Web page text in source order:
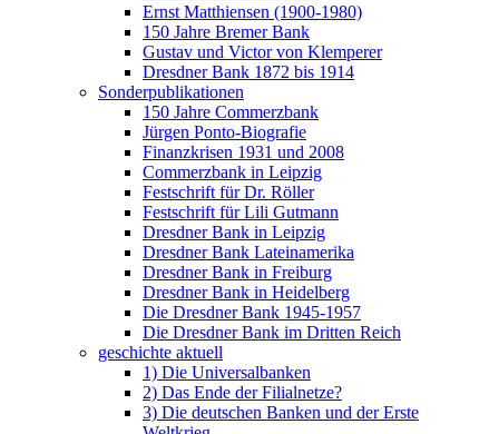
Ernst Matthiensen (1900-1980)
150 Jahre Bremer Bank
Gustav und Victor von Klemperer
Dresdner Bank 1872 bis 1914
Sonderpublikationen
150 Jahre Commerzbank
Jürgen Ponto-Biografie
Finanzkrisen 1931 und 2008
Commerzbank in Leipzig
Festschrift für Dr. Röller
Festschrift für Lili Gutmann
Dresdner Bank in Leipzig
Dresdner Bank Lateinamerika
Dresdner Bank in Freiburg
Dresdner Bank in Heidelberg
Die Dresdner Bank 1945-1957
Die Dresdner Bank im Dritten Reich
geschichte aktuell
1) Die Universalbanken
2) Das Ende der Filialnetze?
3) Die deutschen Banken und der Erste